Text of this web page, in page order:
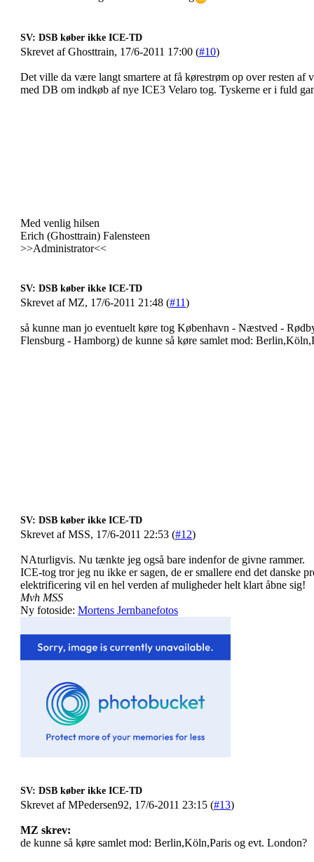
SV: DSB køber ikke ICE-TD
Skrevet af Ghosttrain, 17/6-2011 17:00 (#10)
Det ville da være langt smartere at få kørestrøm op over resten af
med DB om indkøb af nye ICE3 Velaro tog. Tyskerne er i fuld
Med venlig hilsen
Erich (Ghosttrain) Falensteen
>>Administrator<<
SV: DSB køber ikke ICE-TD
Skrevet af MZ, 17/6-2011 21:48 (#11)
så kunne man jo eventuelt køre tog København - Næstved -
Flensburg - Hamborg) de kunne så køre samlet mod:
SV: DSB køber ikke ICE-TD
Skrevet af MSS, 17/6-2011 22:53 (#12)
NAturligvis. Nu tænkte jeg også bare indenfor de givne rammer.
ICE-tog tror jeg nu ikke er sagen, de er smallere end det danske
elektrificering vil en hel verden af muligheder helt klart åbne sig!
Mvh MSS
Ny fotoside: Mortens Jernbanefotos
SV: DSB køber ikke ICE-TD
Skrevet af MPedersen92, 17/6-2011 23:15 (#13)
MZ skrev:
de kunne så køre samlet mod: Berlin,Köln,Paris og evt. London?